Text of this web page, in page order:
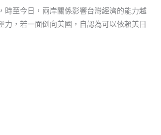
時至今日，兩岸關係影響台灣經濟的能力越
，若一面倒向美國，自認為可以依賴美日